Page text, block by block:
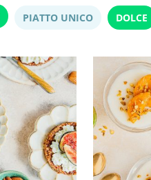
PIATTO UNICO DOLCE